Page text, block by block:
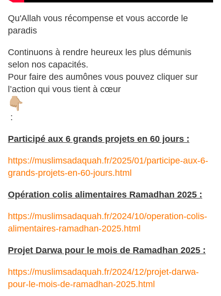
Qu'Allah vous récompense et vous accorde le
paradis
Continuons à rendre heureux les plus démunis
selon nos capacités.
Pour faire des aumônes vous pouvez cliquer sur
l’action qui vous tient à cœur
:
Participé aux 6 grands projets en 60 jours :
https://muslimsadaquah.fr/2025/01/participe-aux-6-
grands-projets-en-60-jours.html
Opération colis alimentaires Ramadhan 2025 :
https://muslimsadaquah.fr/2024/10/operation-colis-
alimentaires-ramadhan-2025.html
Projet Darwa pour le mois de Ramadhan 2025 :
https://muslimsadaquah.fr/2024/12/projet-darwa-
pour-le-mois-de-ramadhan-2025.html